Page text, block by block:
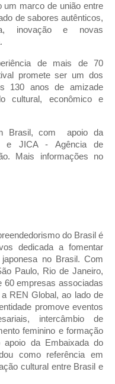
um marco de união entre
de sabores autênticos,
inovação e novas
de mais de 70
promete ser um dos
130 anos de amizade
cultural, econômico e
Brasil, com apoio da
e JICA - Agência de
Mais informações no
do Brasil é
dedicada a fomentar
no Brasil. Com
Paulo, Rio de Janeiro,
60 empresas associadas
REN Global, ao lado de
promove eventos
intercâmbio de
feminino e formação
da Embaixada do
como referência em
cultural entre Brasil e